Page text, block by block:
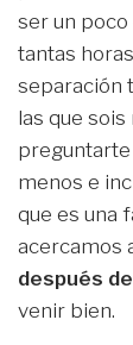
ser un
tantas
separación
las que
preguntarte
menos e
que es una
acercamos
después
venir bien.